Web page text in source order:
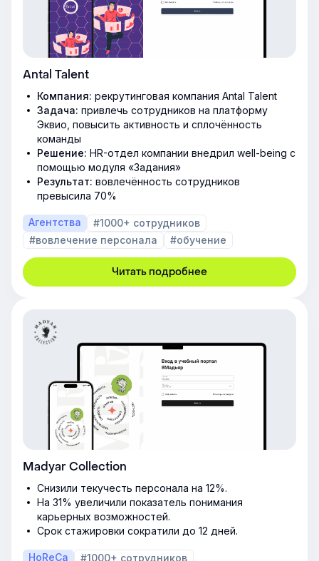
Antal Talent
Компания: рекрутинговая компания Antal Talent
Задача: привлечь сотрудников на платформу
Эквио, повысить активность и сплочённость
команды
Решение: HR-отдел компании внедрил well-being с
помощью модуля «Задания»
Результат: вовлечённость сотрудников
превысила 70%
Агентства
#1000+ сотрудников
#вовлечение персонала
#обучение
Читать подробнее
Madyar Collection
Снизили текучесть персонала на 12%.
На 31% увеличили показатель понимания
карьерных возможностей.
Срок стажировки сократили до 12 дней.
HoReCa
#1000+ сотрудников